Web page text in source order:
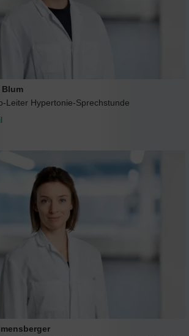
Blum
Leiter Hypertonie-Sprechstunde